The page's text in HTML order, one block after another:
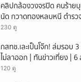
คลิปกล้องวงจรปิด คนร้าย
นัด กวาดทองหลบหนี ตำรว
230 ดู
กสทช.เละเป็นโจ๊ก! ล่มรอบ
ไม่ลาออก | ทันข่าวเที่ยง | 6
NationTV22
120 ดู